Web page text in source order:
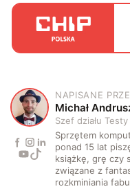
M
NAPISANE
Michał
Szef działu Testy
Sprzętem
ponad 15 lat
książkę, grę czy
związane z
rozkminiania